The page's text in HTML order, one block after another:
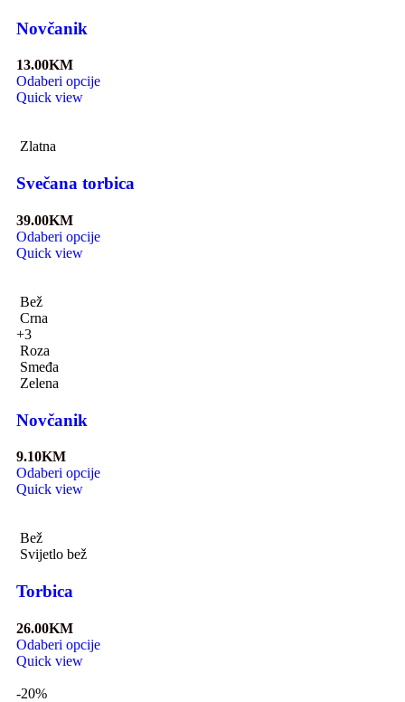
Novčanik
13.00KM
Odaberi opcije
Quick view
Zlatna
Svečana torbica
39.00KM
Odaberi opcije
Quick view
Bež
Crna
+3
Roza
Smeđa
Zelena
Novčanik
9.10KM
Odaberi opcije
Quick view
Bež
Svijetlo bež
Torbica
26.00KM
Odaberi opcije
Quick view
-20%